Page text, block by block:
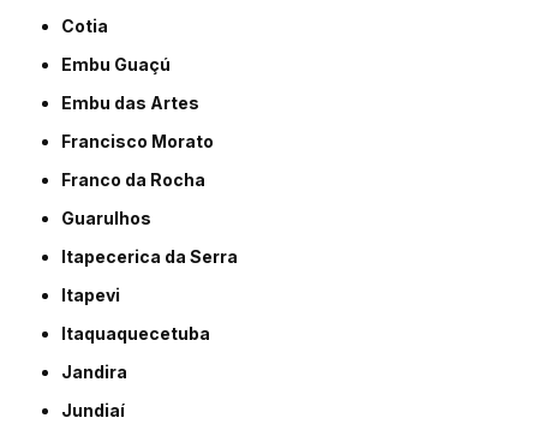
Cotia
Embu Guaçú
Embu das Artes
Francisco Morato
Franco da Rocha
Guarulhos
Itapecerica da Serra
Itapevi
Itaquaquecetuba
Jandira
Jundiaí